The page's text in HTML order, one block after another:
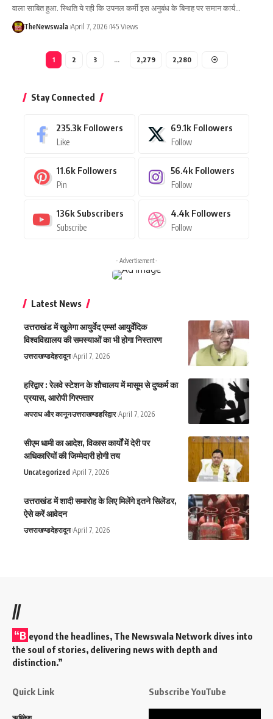
वाला साबित हुआ. स्थिति ये रही कि उपनल कर्मी इस अनुबंध के बिनाह पर समान कार्य…
TheNewswala April 7, 2026 145 Views
1 2 3 … 2,279 2,280
Stay Connected
235.3k Followers
Like
69.1k Followers
Follow
11.6k Followers
Pin
56.4k Followers
Follow
136k Subscribers
Subscribe
4.4k Followers
Follow
- Advertisement -
Latest News
उत्तराखंड में खुलेगा आयुर्वेद एम्स! आयुर्वेदिक
विश्वविद्यालय की समस्याओं का भी होगा निस्तारण
उत्तराखण्डदेहरादून April 7, 2026
हरिद्वार : रेलवे स्टेशन के शौचालय में मासूम से दुष्कर्म का
प्रयास, आरोपी गिरफ्तार
अपराध और कानूनउत्तराखण्डहरिद्वार April 7, 2026
सीएम धामी का आदेश, विकास कार्यों में देरी पर
अधिकारियों की जिम्मेदारी होगी तय
Uncategorized April 7, 2026
उत्तराखंड में शादी समारोह के लिए मिलेंगे इतने सिलेंडर,
ऐसे करें आवेदन
उत्तराखण्डदेहरादून April 7, 2026
//
“B eyond the headlines, The Newswala Network dives into
the soul of stories, delivering news with depth and
distinction.”
Quick Link Subscribe YouTube